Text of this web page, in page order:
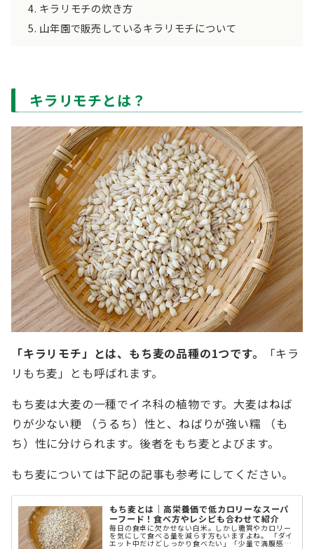
キラリモチの炊き方
山年園で販売しているキラリモチについて
キラリモチとは？
「キラリモチ」とは、もち麦の品種の1つです。
「キラ
リもち麦」とも呼ばれます。
もち麦は大麦の一種でイネ科の植物です。大麦はねば
りが少ない粳 （うるち）性と、ねばりが強い糯 （も
ち）性に分けられます。後者をもち麦とよびます。
もち麦については下記の記事も参考にしてください。
もち麦とは｜高栄養価で低カロリーなスーパ
ーフード！食べ方やレシピも合わせて紹介
毎日の食卓に欠かせない白米。しかし糖質やカロリー
を気にして食べる量を減らす方もいますよね。 「ダイ
エット中だけどしっかり食べたい」「少量で満腹感を